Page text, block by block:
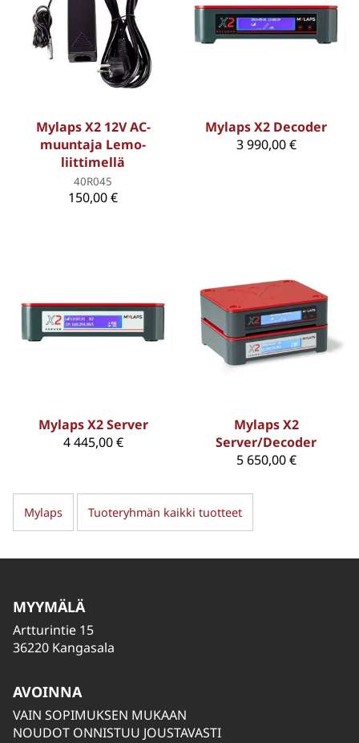
Mylaps X2 12V AC-
muuntaja Lemo-
liittimellä
40R045
150,00 €
Mylaps X2 Decoder
3 990,00 €
Mylaps X2 Server
4 445,00 €
Mylaps X2
Server/Decoder
5 650,00 €
Mylaps Tuoteryhmän kaikki tuotteet
MYYMÄLÄ
Artturintie 15
36220 Kangasala
AVOINNA
VAIN SOPIMUKSEN MUKAAN
NOUDOT ONNISTUU JOUSTAVASTI